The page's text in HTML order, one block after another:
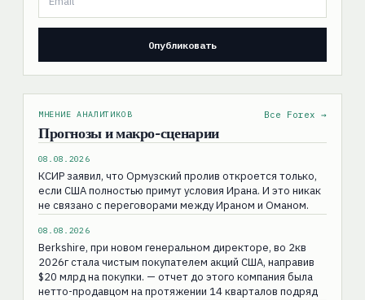
МНЕНИЕ АНАЛИТИКОВ
Прогнозы и макро-сценарии
Все Forex →
08.08.2026
КСИР заявил, что Ормузский пролив откроется только,
если США полностью примут условия Ирана. И это никак
не связано с переговорами между Ираном и Оманом.
08.08.2026
Berkshire, при новом генеральном директоре, во 2кв
2026г стала чистым покупателем акций США, направив
$20 млрд на покупки. — отчет до этого компания была
нетто-продавцом на протяжении 14 кварталов подряд